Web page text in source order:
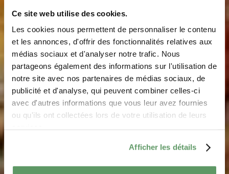
Ce site web utilise des cookies.
Les cookies nous permettent de personnaliser le contenu
et les annonces, d'offrir des fonctionnalités relatives aux
médias sociaux et d'analyser notre trafic. Nous
partageons également des informations sur l'utilisation de
notre site avec nos partenaires de médias sociaux, de
publicité et d'analyse, qui peuvent combiner celles-ci
avec d'autres informations que vous leur avez fournies
ou qu'ils ont collectées lors de votre utilisation de leurs
Afficher les détails
« Roude Léiw » rocher
Où? Ponteschgronn, L-6250 Scheidgen